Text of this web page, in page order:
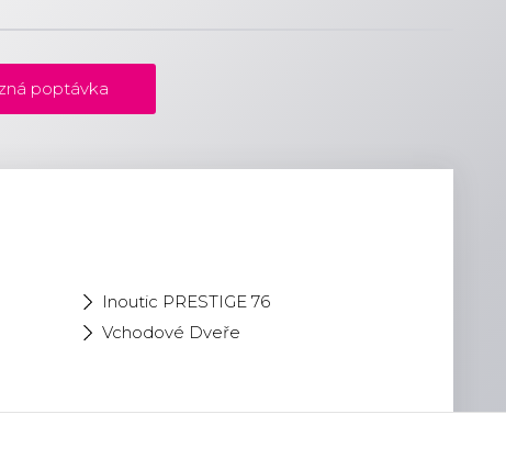
poptávka
Inoutic PRESTIGE 76
Vchodové Dveře